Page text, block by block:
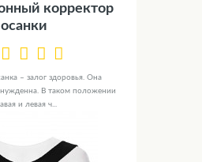
корректор
осанки
– залог здоровья. Она
В таком положении
и левая ч...